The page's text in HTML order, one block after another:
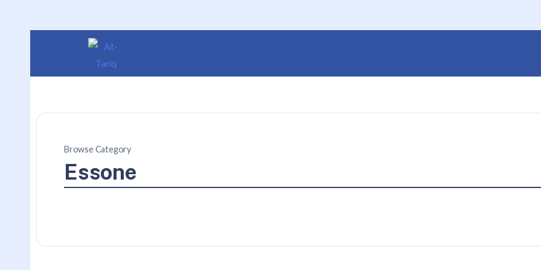
Browse Category
Essone